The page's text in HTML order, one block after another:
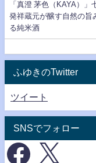
「真澄 茅色（KAYA）」
発祥蔵元が醸す自然の旨
る純米酒
ふゆきのTwitter
ツイート
SNSでフォロー